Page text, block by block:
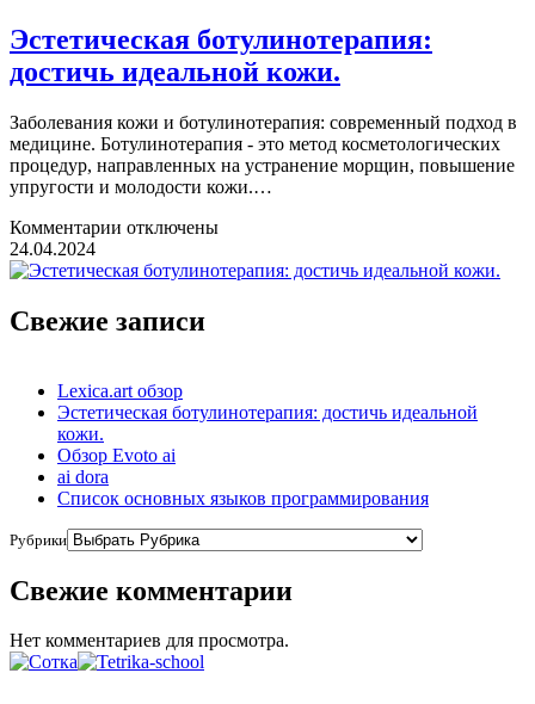
Эстетическая ботулинотерапия:
достичь идеальной кожи.
Заболевания кожи и ботулинотерапия: современный подход в
медицине. Ботулинотерапия - это метод косметологических
процедур, направленных на устранение морщин, повышение
упругости и молодости кожи.…
Комментарии отключены
24.04.2024
Свежие записи
Lexica.art обзор
Эстетическая ботулинотерапия: достичь идеальной
кожи.
Обзор Evoto ai
ai dora
Список основных языков программирования
Рубрики
Свежие комментарии
Нет комментариев для просмотра.